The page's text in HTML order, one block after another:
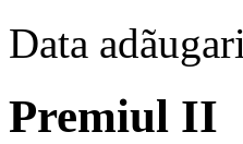
Data
Premiul II